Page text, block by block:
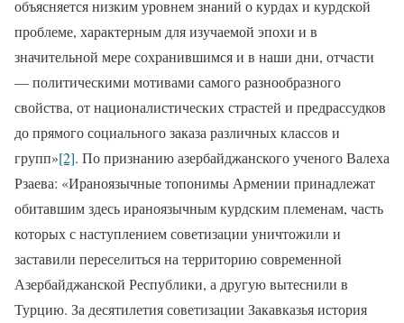
объясняется низким уровнем знаний о курдах и курдской
проблеме, характерным для изучаемой эпохи и в
значительной мере сохранившимся и в наши дни, отчасти
— политическими мотивами самого разнообразного
свойства, от националистических страстей и предрассудков
до прямого социального заказа различных классов и
групп»[2]. По признанию азербайджанского ученого Валеха
Рзаева: «Ираноязычные топонимы Армении принадлежат
обитавшим здесь ираноязычным курдским племенам, часть
которых с наступлением советизации уничтожили и
заставили переселиться на территорию современной
Азербайджанской Республики, а другую вытеснили в
Турцию. За десятилетия советизации Закавказья история